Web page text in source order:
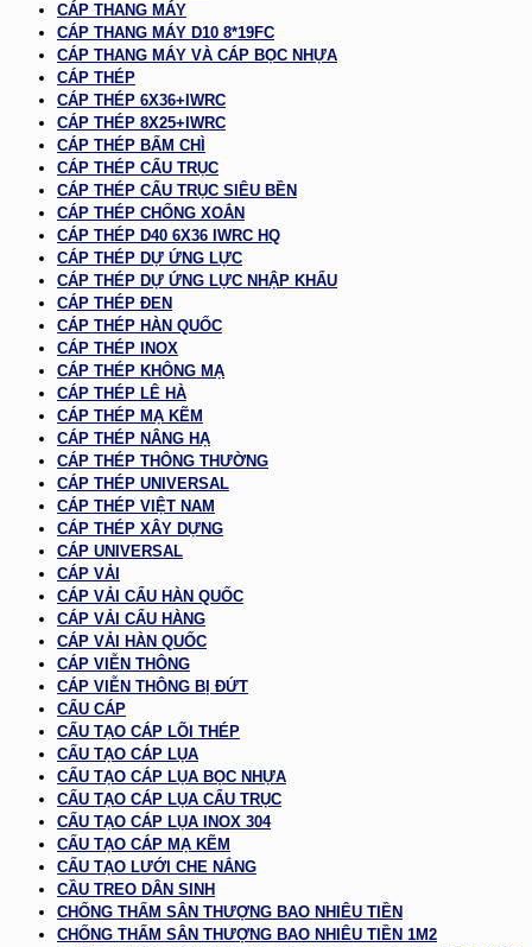
CÁP THANG MÁY
CÁP THANG MÁY D10 8*19FC
CÁP THANG MÁY VÀ CÁP BỌC NHỰA
CÁP THÉP
CÁP THÉP 6X36+IWRC
CÁP THÉP 8X25+IWRC
CÁP THÉP BẤM CHÌ
CÁP THÉP CẨU TRỤC
CÁP THÉP CẨU TRỤC SIÊU BỀN
CÁP THÉP CHỐNG XOẮN
CÁP THÉP D40 6X36 IWRC HQ
CÁP THÉP DỰ ỨNG LỰC
CÁP THÉP DỰ ỨNG LỰC NHẬP KHẨU
CÁP THÉP ĐEN
CÁP THÉP HÀN QUỐC
CÁP THÉP INOX
CÁP THÉP KHÔNG MẠ
CÁP THÉP LÊ HÀ
CÁP THÉP MẠ KẼM
CÁP THÉP NÂNG HẠ
CÁP THÉP THÔNG THƯỜNG
CÁP THÉP UNIVERSAL
CÁP THÉP VIỆT NAM
CÁP THÉP XÂY DỰNG
CÁP UNIVERSAL
CÁP VẢI
CÁP VẢI CẨU HÀN QUỐC
CÁP VẢI CẨU HÀNG
CÁP VẢI HÀN QUỐC
CÁP VIỄN THÔNG
CÁP VIỄN THÔNG BỊ ĐỨT
CẨU CÁP
CẤU TẠO CÁP LÕI THÉP
CẤU TẠO CÁP LỤA
CẤU TẠO CÁP LỤA BỌC NHỰA
CẤU TẠO CÁP LỤA CẨU TRỤC
CẤU TẠO CÁP LỤA INOX 304
CẤU TẠO CÁP MẠ KẼM
CẤU TẠO LƯỚI CHE NẮNG
CẦU TREO DÂN SINH
CHỐNG THẤM SÂN THƯỢNG BAO NHIÊU TIỀN
CHỐNG THẤM SÂN THƯỢNG BAO NHIÊU TIỀN 1M2